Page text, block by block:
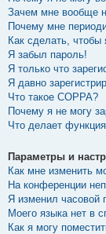
Зачем мне вообще
Почему мне
Как сделать, чтобы
Я забыл пароль!
Я только что
Я давно
Что такое COPPA?
Почему я не могу
Что делает
Параметры и
Как мне изменить
На конференции
Я изменил часовой
Моего языка нет в
Как я могу